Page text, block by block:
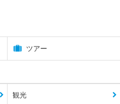
ツアー
観光